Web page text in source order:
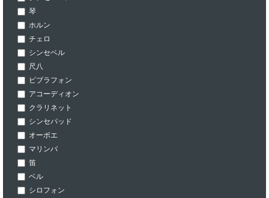
琴
ホルン
チェロ
シンセベル
尺八
ビブラフォン
アコーディオン
クラリネット
シンセパッド
オーボエ
マリンバ
笛
ベル
シロフォン